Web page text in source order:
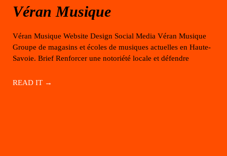
Véran Musique
Véran Musique Website Design Social Media Véran Musique
Groupe de magasins et écoles de musiques actuelles en Haute-
Savoie. Brief Renforcer une notoriété locale et défendre
READ IT →